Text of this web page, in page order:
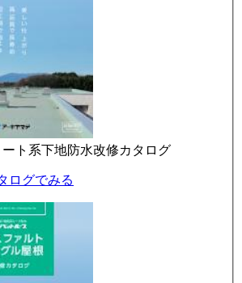
ート系下地防水改修カタログ
ログでみる